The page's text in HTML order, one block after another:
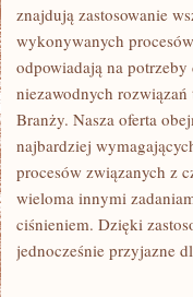
znajdują zastosowanie
wykonywanych
odpowiadają na
niezawodnych
Branży. Nasza oferta
najbardziej
procesów związanych z
wieloma innymi
ciśnieniem. Dzięki
jednocześnie przyjazne